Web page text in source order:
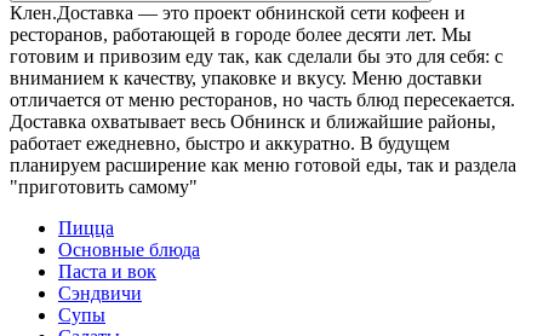
Клен.Доставка — это проект обнинской сети кофеен и
ресторанов, работающей в городе более десяти лет. Мы
готовим и привозим еду так, как сделали бы это для себя: с
вниманием к качеству, упаковке и вкусу. Меню доставки
отличается от меню ресторанов, но часть блюд пересекается.
Доставка охватывает весь Обнинск и ближайшие районы,
работает ежедневно, быстро и аккуратно. В будущем
планируем расширение как меню готовой еды, так и раздела
"приготовить самому"
Пицца
Основные блюда
Паста и вок
Сэндвичи
Супы